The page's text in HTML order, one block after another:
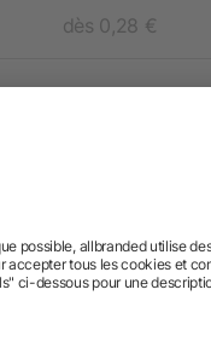
dès 0,28 €
les
? allbranded